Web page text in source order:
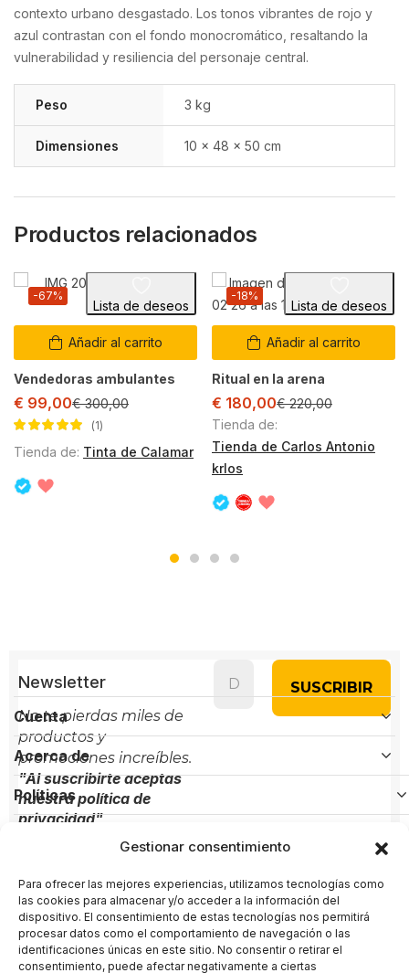
Gestionar consentimiento
Para ofrecer las mejores experiencias, utilizamos tecnologías como
las cookies para almacenar y/o acceder a la información del
dispositivo. El consentimiento de estas tecnologías nos permitirá
procesar datos como el comportamiento de navegación o las
identificaciones únicas en este sitio. No consentir o retirar el
consentimiento, puede afectar negativamente a ciertas
contexto urbano desgastado. Los tonos vibrantes de rojo y
azul contrastan con el fondo monocromático, resaltando la
vulnerabilidad y resiliencia del personaje central.
Peso 3 kg
Dimensiones 10 × 48 × 50 cm
Productos relacionados
Añadir al carrito
Lista de deseos
-67%
Vendedoras ambulantes
€ 99,00€300,00
5.00de 5
1
Tienda de: Tinta de Calamar
Añadir al carrito
Lista de deseos
-18%
Ritual en la arena
€ 180,00€220,00
Tienda de:
Tienda de Carlos Antonio
krlos
Newsletter
No te pierdas miles de
productos y
promociones increíbles.
"Al suscribirte aceptas
nuestra política de
privacidad"
Cuenta
Acerca de
Políticas
Administración: +(34) 856 61 16 56
Soporte:+(34) 722 58 80 89
administracion@arternativas.com